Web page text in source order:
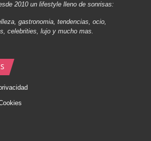
2010 un lifestyle lleno de sonrisas:
gastronomia, tendencias, ocio,
celebrities, lujo y mucho mas.